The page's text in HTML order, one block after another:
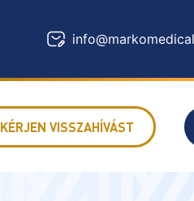
KÉRJEN VISSZAHÍVÁST